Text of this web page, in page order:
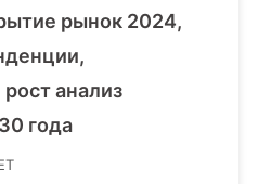
рынок 2024,
анализ
года